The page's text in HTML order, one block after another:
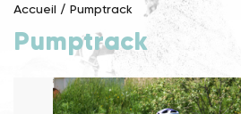
Accueil / Pumptrack
Pumptrack